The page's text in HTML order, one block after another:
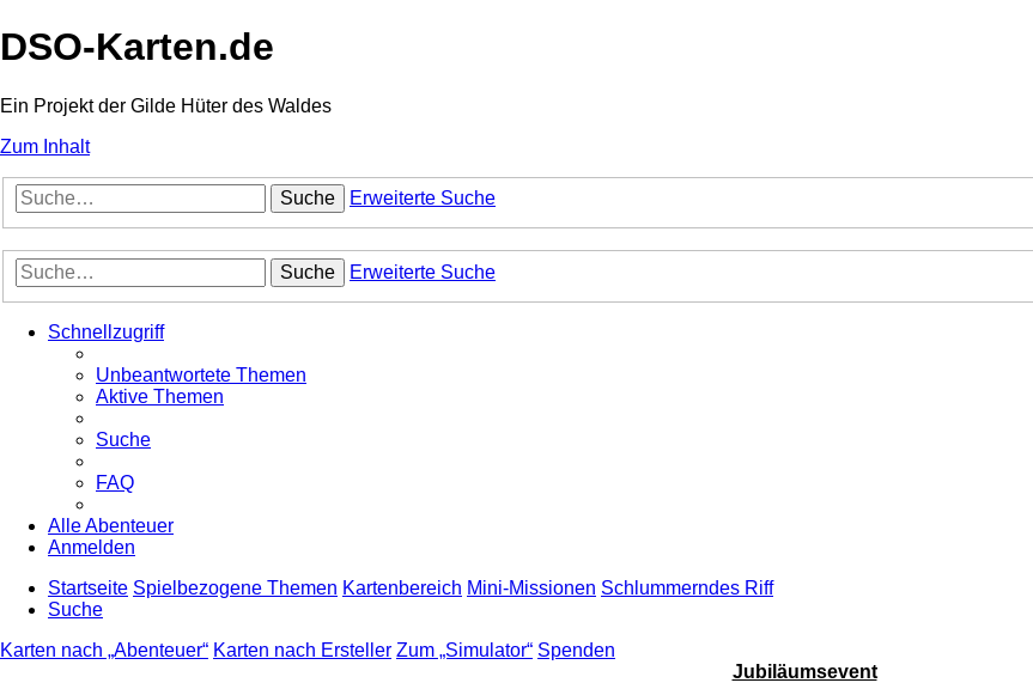
DSO-Karten.de
Ein Projekt der Gilde Hüter des Waldes
Zum Inhalt
Suche Erweiterte Suche
Suche Erweiterte Suche
Schnellzugriff
Unbeantwortete Themen
Aktive Themen
Suche
FAQ
Alle Abenteuer
Anmelden
Startseite Spielbezogene Themen Kartenbereich Mini-Missionen Schlummerndes Riff
Suche
Karten nach „Abenteuer“ Karten nach Ersteller Zum „Simulator“ Spenden
Jubiläumsevent